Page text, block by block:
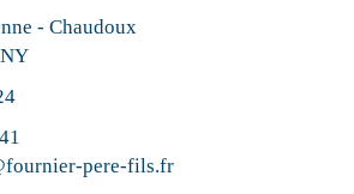
- Chaudoux
pere-fils.fr